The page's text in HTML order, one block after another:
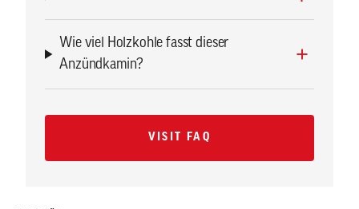
Wie viel Holzkohle fasst dieser
Anzündkamin?
VISIT FAQ
VISIT FAQ